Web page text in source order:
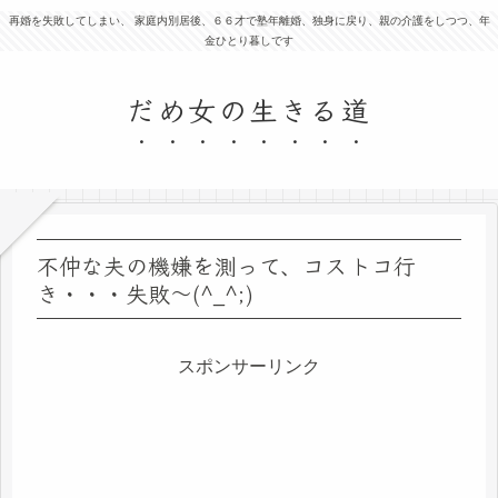
再婚を失敗してしまい、 家庭内別居後、６６才で塾年離婚、独身に戻り、親の介護をしつつ、年
金ひとり暮しです
だめ女の生きる道
不仲な夫の機嫌を測って、コストコ行
き・・・失敗～(^_^;)
スポンサーリンク